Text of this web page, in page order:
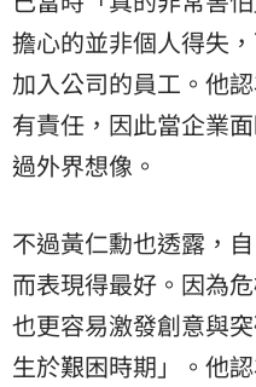
擔心的並非個人得失
加入公司的員工。他
有責任，因此當企業
過外界想像。
不過黃仁勳也透露，
而表現得最好。因為
也更容易激發創意與
生於艱困時期」。他